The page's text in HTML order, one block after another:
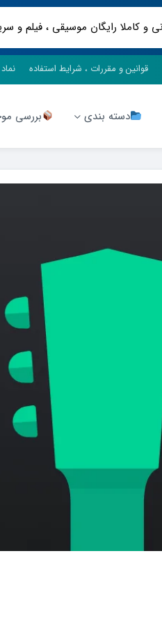
قوانین و مقررات ، شرایط استفاده
دسته بندی بررسی